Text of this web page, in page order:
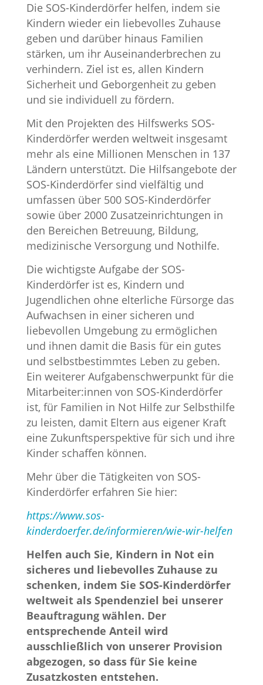
Die SOS-Kinderdörfer helfen, indem sie
Kindern wieder ein liebevolles Zuhause
geben und darüber hinaus Familien
stärken, um ihr Auseinanderbrechen zu
verhindern. Ziel ist es, allen Kindern
Sicherheit und Geborgenheit zu geben
und sie individuell zu fördern.
Mit den Projekten des Hilfswerks SOS-
Kinderdörfer werden weltweit insgesamt
mehr als eine Millionen Menschen in 137
Ländern unterstützt. Die Hilfsangebote der
SOS-Kinderdörfer sind vielfältig und
umfassen über 500 SOS-Kinderdörfer
sowie über 2000 Zusatzeinrichtungen in
den Bereichen Betreuung, Bildung,
medizinische Versorgung und Nothilfe.
Die wichtigste Aufgabe der SOS-
Kinderdörfer ist es, Kindern und
Jugendlichen ohne elterliche Fürsorge das
Aufwachsen in einer sicheren und
liebevollen Umgebung zu ermöglichen
und ihnen damit die Basis für ein gutes
und selbstbestimmtes Leben zu geben.
Ein weiterer Aufgabenschwerpunkt für die
Mitarbeiter:innen von SOS-Kinderdörfer
ist, für Familien in Not Hilfe zur Selbsthilfe
zu leisten, damit Eltern aus eigener Kraft
eine Zukunftsperspektive für sich und ihre
Kinder schaffen können.
Mehr über die Tätigkeiten von SOS-
Kinderdörfer erfahren Sie hier:
https://www.sos-
kinderdoerfer.de/informieren/wie-wir-helfen
Helfen auch Sie, Kindern in Not ein
sicheres und liebevolles Zuhause zu
schenken, indem Sie SOS-Kinderdörfer
weltweit als Spendenziel bei unserer
Beauftragung wählen. Der
entsprechende Anteil wird
ausschließlich von unserer Provision
abgezogen, so dass für Sie keine
Zusatzkosten entstehen.